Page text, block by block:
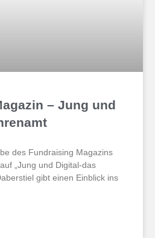
– Jung und
des Fundraising Magazins
„Jung und Digital-das
gibt einen Einblick ins